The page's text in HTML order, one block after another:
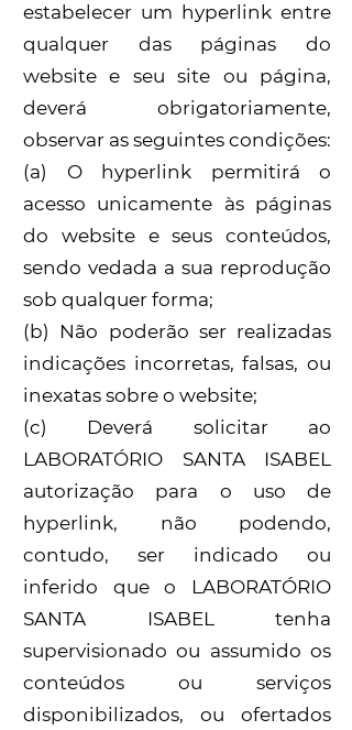
estabelecer um hyperlink entre
qualquer das páginas do
website e seu site ou página,
deverá obrigatoriamente,
observar as seguintes condições:
(a) O hyperlink permitirá o
acesso unicamente às páginas
do website e seus conteúdos,
sendo vedada a sua reprodução
sob qualquer forma;
(b) Não poderão ser realizadas
indicações incorretas, falsas, ou
inexatas sobre o website;
(c) Deverá solicitar ao
LABORATÓRIO SANTA ISABEL
autorização para o uso de
hyperlink, não podendo,
contudo, ser indicado ou
inferido que o LABORATÓRIO
SANTA ISABEL tenha
supervisionado ou assumido os
conteúdos ou serviços
disponibilizados, ou ofertados